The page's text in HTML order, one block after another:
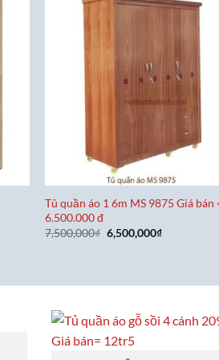
Tủ quần áo 1 6m MS 9875 Giá bán
6.500.000 đ
7,500,000₫ Giá
gốc
6,500,000₫Giá